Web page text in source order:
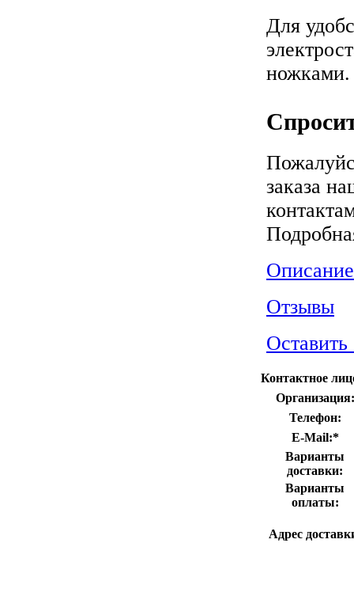
Для
ножками.
заказа
Отзывы
Оставить
Контактное
Организация:
Телефон:
E-Mail:*
Варианты
доставки:
Варианты
оплаты:
Адрес